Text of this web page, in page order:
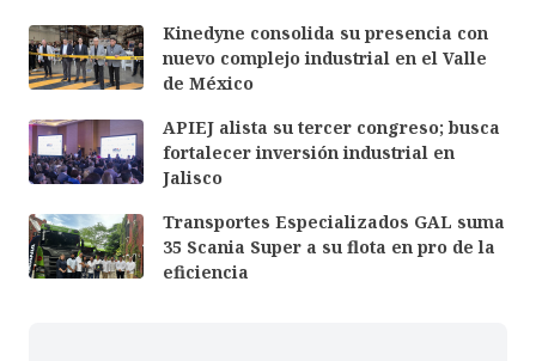
Kinedyne consolida su presencia con
nuevo complejo industrial en el Valle
de México
APIEJ alista su tercer congreso; busca
fortalecer inversión industrial en
Jalisco
Transportes Especializados GAL suma
35 Scania Super a su flota en pro de la
eficiencia